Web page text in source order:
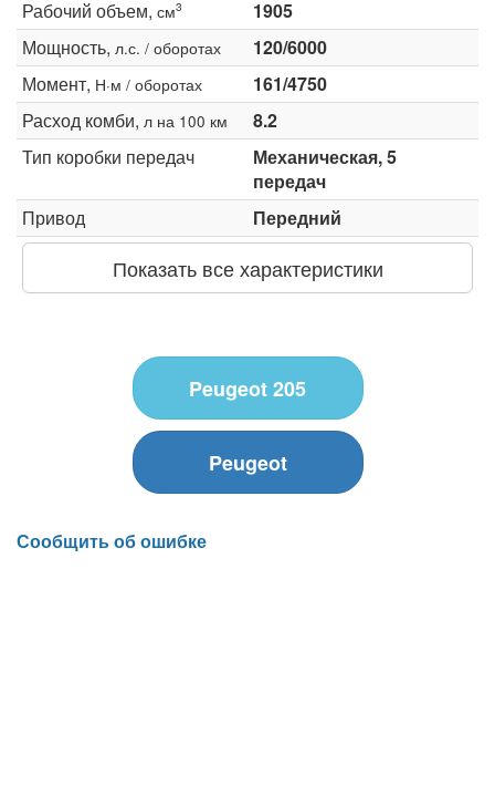
Рабочий объем, см3
1905
Мощность, л.с. / оборотах
120/6000
Момент, Н·м / оборотах
161/4750
Расход комби, л на 100 км
8.2
Тип коробки передач
Механическая, 5
передач
Привод
Передний
Показать все характеристики
Peugeot 205
Peugeot
Сообщить об ошибке